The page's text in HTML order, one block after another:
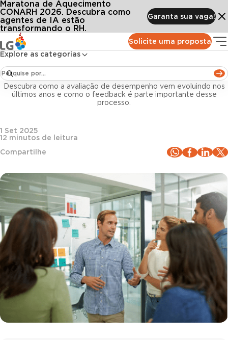
Solicite uma proposta
Explore as categorias
Maratona de Aquecimento
CONARH 2026. Descubra como
agentes de IA estão
transformando o RH.
Garanta sua vaga!
Conteúdos Blog LG
Feedback contínuo: o que é, importância e técnicas para adotar
Gestão de pessoas
Feedback contínuo: o que é, importância e
técnicas para adotar
Descubra como a avaliação de desempenho vem evoluindo nos
últimos anos e como o feedback é parte importante desse
processo.
1 Set 2025
12 minutos de leitura
Compartilhe